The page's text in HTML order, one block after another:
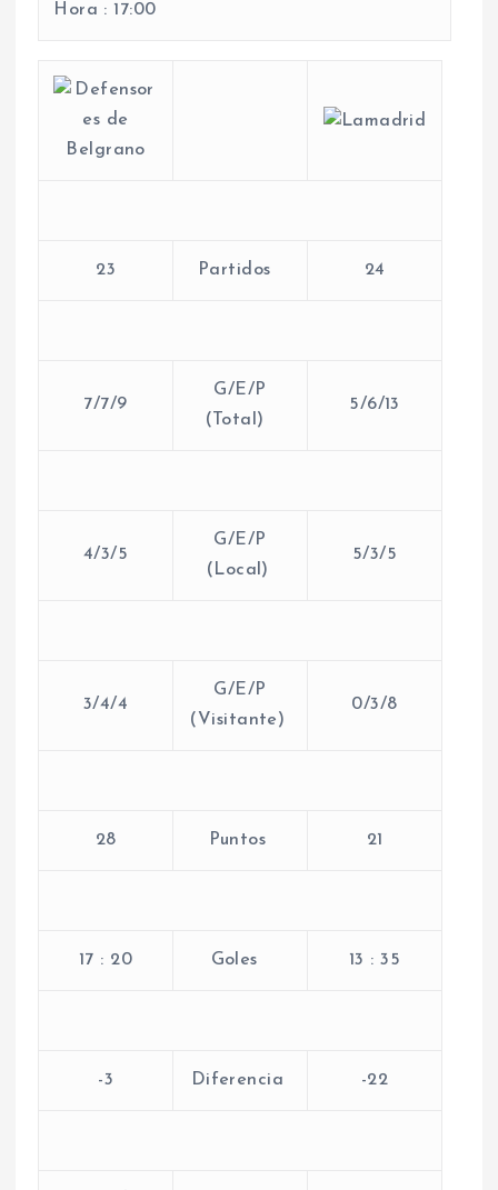
Hora : 17:00
23 Partidos 24
7/7/9
G/E/P
(Total)
5/6/13
4/3/5
G/E/P
(Local)
5/3/5
3/4/4
G/E/P
(Visitante)
0/3/8
28 Puntos 21
17 : 20 Goles 13 : 35
-3 Diferencia -22